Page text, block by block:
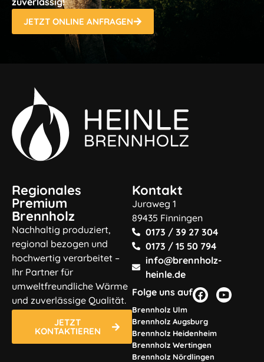
JETZT ONLINE ANFRAGEN
Regionales
Premium
Brennholz
Nachhaltig produziert,
regional bezogen und
hochwertig verarbeitet –
Ihr Partner für
umweltfreundliche Wärme
und zuverlässige Qualität.
JETZT
KONTAKTIEREN
Kontakt
Juraweg 1
89435 Finningen
0173 / 39 27 304
0173 / 15 50 794
info@brennholz-
heinle.de
Folge uns auf
Brennholz Ulm
Brennholz Augsburg
Brennholz Heidenheim
Brennholz Wertingen
Brennholz Nördlingen